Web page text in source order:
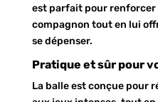
est parfait pour renforcer
compagnon tout en lui
se dépenser.
Pratique et sûr pour
La balle est conçue pour